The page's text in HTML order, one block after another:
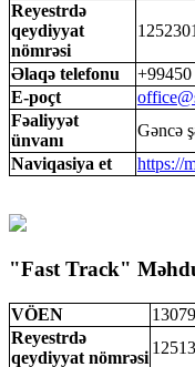
Reyestrdə
qeydiyyat
nömrəsi
Əlaqə telefonu
E-poçt
Fəaliyyət
ünvanı
Gəncə
Naviqasiya et
https://
"Fast Track"
VÖEN
Reyestrdə
qeydiyyat nömrəsi